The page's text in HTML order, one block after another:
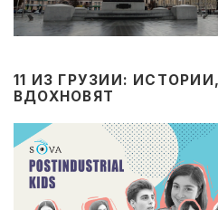
11 ИЗ ГРУЗИИ:
ВДОХНОВЯТ